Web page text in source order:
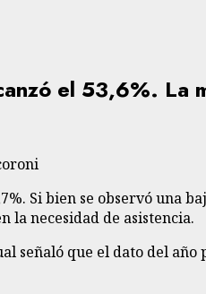
el 53,6%. La
Si bien se observó una
la necesidad de asistencia.
señaló que el dato del